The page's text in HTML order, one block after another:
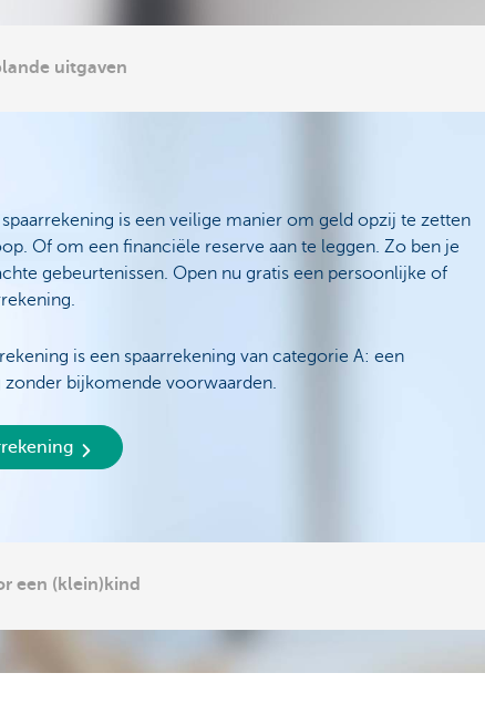
uitgaven
is een veilige manier om geld opzij te zetten
Of om een financiële reserve aan te leggen. Zo ben je
gebeurtenissen. Open nu gratis een persoonlijke of
is een spaarrekening van categorie A: een
zonder bijkomende voorwaarden.
een (klein)kind